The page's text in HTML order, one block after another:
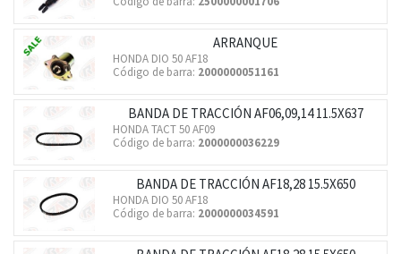
ARRANQUE
HONDA DIO 50 AF18
Código de barra: 2000000051161
BANDA DE TRACCIÓN AF06,09,14 11.5X637
HONDA TACT 50 AF09
Código de barra: 2000000036229
BANDA DE TRACCIÓN AF18,28 15.5X650
HONDA DIO 50 AF18
Código de barra: 2000000034591